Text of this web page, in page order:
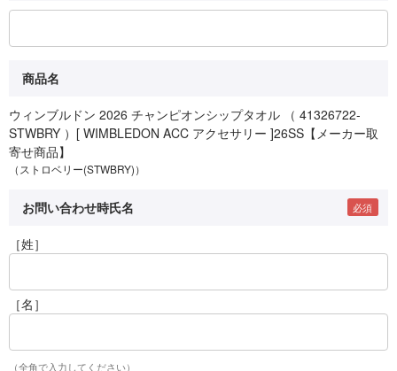
商品名
ウィンブルドン 2026 チャンピオンシップタオル （ 41326722-
STWBRY ）[ WIMBLEDON ACC アクセサリー ]26SS【メーカー取
寄せ商品】
（ストロベリー(STWBRY)）
お問い合わせ時氏名
［姓］
［名］
（全角で入力してください）